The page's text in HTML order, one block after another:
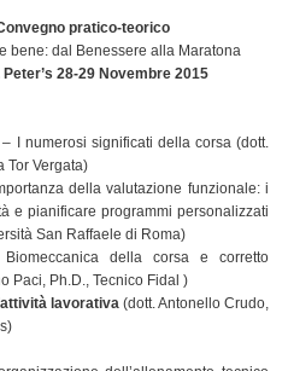
pratico-teorico
bene: dal Benessere alla Maratona
28-29 Novembre 2015
– I numerosi significati della corsa (dott.
Tor Vergata)
della valutazione funzionale: i
e pianificare programmi personalizzati
San Raffaele di Roma)
della corsa e corretto
Paci, Ph.D., Tecnico Fidal )
lavorativa (dott. Antonello Crudo,